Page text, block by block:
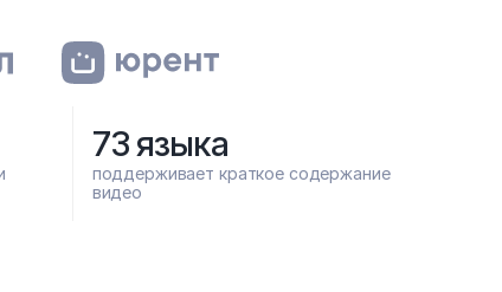
73 языка
поддерживает краткое содержание
видео